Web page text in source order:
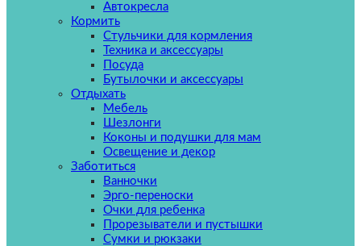
Автокресла
Кормить
Стульчики для кормления
Техника и аксессуары
Посуда
Бутылочки и аксессуары
Отдыхать
Мебель
Шезлонги
Коконы и подушки для мам
Освещение и декор
Заботиться
Ванночки
Эрго-переноски
Очки для ребенка
Прорезыватели и пустышки
Сумки и рюкзаки